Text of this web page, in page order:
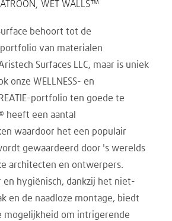
WET WALLS™
behoort tot de
portfolio van materialen
Surfaces LLC, maar is uniek
onze WELLNESS- en
portfolio ten goede te
heeft een aantal
waardoor het een populair
gewaardeerd door 's werelds
architecten en ontwerpers.
en hygiënisch, dankzij het niet-
en de naadloze montage, biedt
mogelijkheid om intrigerende